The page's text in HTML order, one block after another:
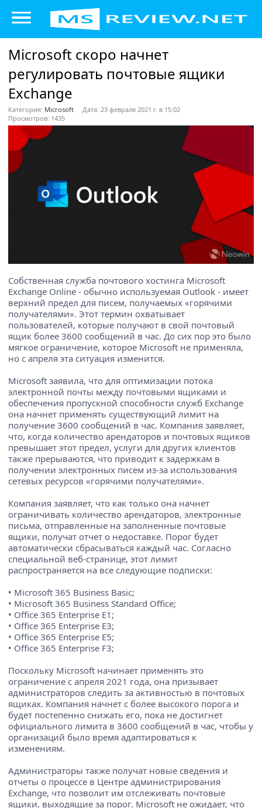
Microsoft скоро начнет
регулировать почтовые ящики
Exchange
Категория: Microsoft
Дата: 23 февраля 2021 г. в 15:02
Просмотров: 1435
Собственная служба почтового хостинга Microsoft
Exchange Online - обычно используемая Outlook - имеет
верхний предел для писем, получаемых «горячими
получателями». Этот термин охватывает
пользователей, которые получают в свой почтовый
ящик более 3600 сообщений в час. До сих пор это было
мягкое ограничение, которое Microsoft не применяла,
но с апреля эта ситуация изменится.
Microsoft заявила, что для оптимизации потока
электронной почты между почтовыми ящиками и
обеспечения пропускной способности служб Exchange
она начнет применять существующий лимит на
получение 3600 сообщений в час. Компания заявляет,
что, когда количество арендаторов и почтовых ящиков
превышает этот предел, услуги для других клиентов
также прерываются, что приводит к задержкам в
получении электронных писем из-за использования
сетевых ресурсов «горячими получателями».
Компания заявляет, что как только она начнет
ограничивать количество арендаторов, электронные
письма, отправленные на заполненные почтовые
ящики, получат отчет о недоставке. Порог будет
автоматически сбрасываться каждый час. Согласно
специальной веб-странице, этот лимит
распространяется на все следующие подписки:
• Microsoft 365 Business Basic;
• Microsoft 365 Business Standard Office;
• Office 365 Enterprise E1;
• Office 365 Enterprise E3;
• Office 365 Enterprise E5;
• Office 365 Enterprise F3;
Поскольку Microsoft начинает применять это
ограничение с апреля 2021 года, она призывает
администраторов следить за активностью в почтовых
ящиках. Компания начнет с более высокого порога и
будет постепенно снижать его, пока не достигнет
официального лимита в 3600 сообщений в час, чтобы у
организаций было время адаптироваться к
изменениям.
Администраторы также получат новые сведения и
отчеты о процессе в Центре администрирования
Exchange, что позволит им отслеживать почтовые
ящики, выходящие за порог. Microsoft не ожидает, что